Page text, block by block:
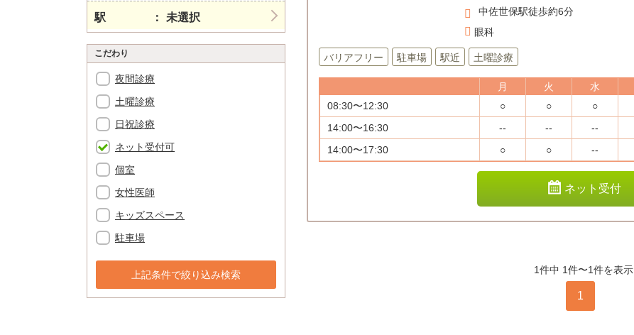
駅 未選択
こだわり
夜間診療
土曜診療
日祝診療
ネット受付可
個室
女性医師
キッズスペース
駐車場
上記条件で絞り込み検索
中佐世保駅徒歩約6分
眼科
バリアフリー 駐車場 駅近 土曜診療
月 火 水
08:30〜12:30
○ ○ ○
14:00〜16:30
-- -- --
14:00〜17:30
○ ○ --
ネット受付
1件中 1件〜1件を表示
1